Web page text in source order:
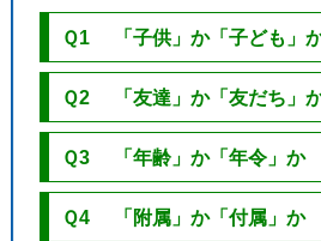
Ｑ1 「子供」か「子ども」
Ｑ2 「友達」か「友だち」
Ｑ3 「年齢」か「年令」か
Ｑ4 「附属」か「付属」か